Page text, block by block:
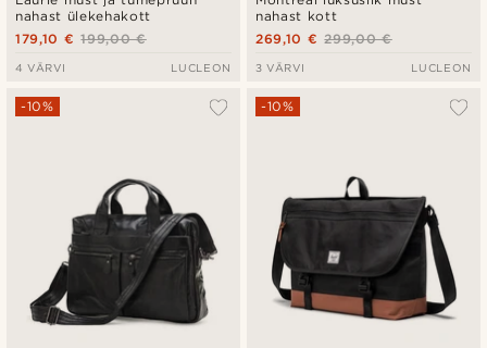
nahast ülekehakott
199,00 €
179,10 €
4 VÄRVI LUCLEON
nahast kott
299,00 €
269,10 €
3 VÄRVI LUCLEON
-10% -10%